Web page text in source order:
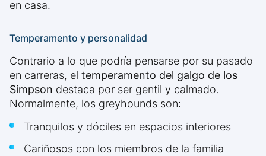
en casa.
Temperamento y personalidad
Contrario a lo que podría pensarse por su pasado
en carreras, el temperamento del galgo de los
Simpson destaca por ser gentil y calmado.
Normalmente, los greyhounds son:
Tranquilos y dóciles en espacios interiores
Cariñosos con los miembros de la familia